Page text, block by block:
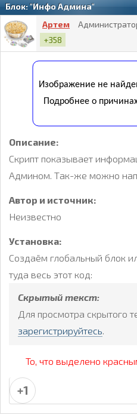
Блок: "Инфо Админа"
Артем
+358
Описание:
Скрипт показывает
Админом. Так-же можно
Автор и источник:
Неизвестно
Установка:
Создаём глобальный блок
туда весь этот код:
Скрытый текст:
Для просмотра скрытого
зарегистрируйтесь.
То, что выделено
+1